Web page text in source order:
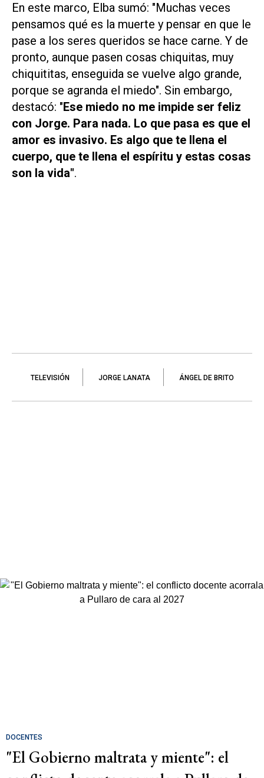
En este marco, Elba sumó: "Muchas veces
pensamos qué es la muerte y pensar en que le
pase a los seres queridos se hace carne. Y de
pronto, aunque pasen cosas chiquitas, muy
chiquititas, enseguida se vuelve algo grande,
porque se agranda el miedo". Sin embargo,
destacó: "Ese miedo no me impide ser feliz
con Jorge. Para nada. Lo que pasa es que el
amor es invasivo. Es algo que te llena el
cuerpo, que te llena el espíritu y estas cosas
son la vida".
TELEVISIÓN JORGE LANATA ÁNGEL DE BRITO
DOCENTES
"El Gobierno maltrata y miente": el